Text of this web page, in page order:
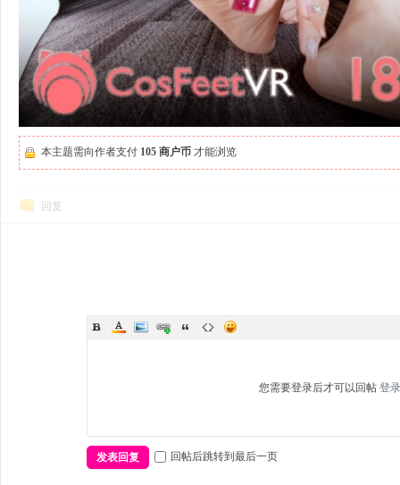
本主题需向作者支付 105 商户币 才能浏览
回复
您需要登录后才可以回帖 登录
发表回复 回帖后跳转到最后一页